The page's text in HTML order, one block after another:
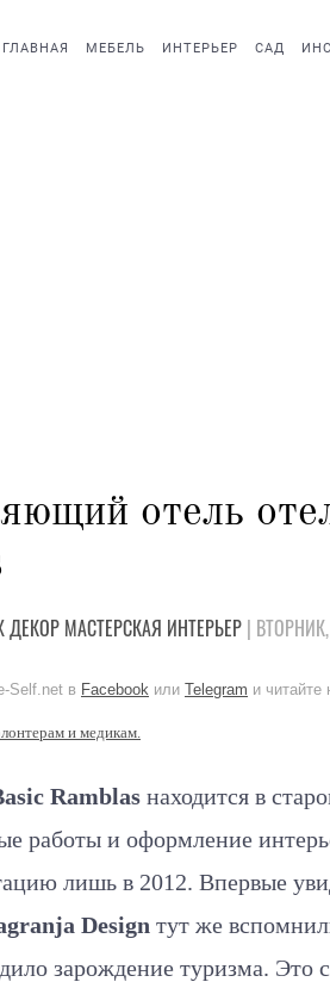
ГЛАВНАЯ МЕБЕЛЬ ИНТЕРЬЕР САД
отель
ДЕКОР МАСТЕРСКАЯ ИНТЕРЬЕР |
Self.net в Facebook или Telegram и
и медикам.
Ramblas находится в
работы и оформление
лишь в 2012. Впервые
Design тут же
зарождение туризма. Это